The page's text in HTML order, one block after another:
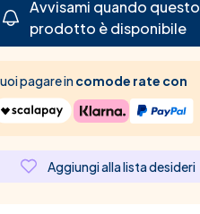
Avvisami quando questo
prodotto è disponibile
pagare incomode rate con
Aggiungi alla lista desideri